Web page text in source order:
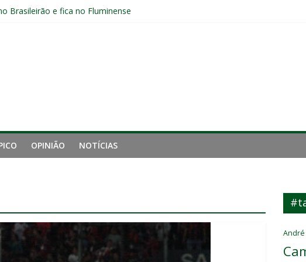
Brasileirão e fica no Fluminense
com o Botafogo no Nilton Santos
Fluminense e pede virada de chave pós-eliminação: “Temos que virar a
OPINIÃO NOTÍCIAS
André